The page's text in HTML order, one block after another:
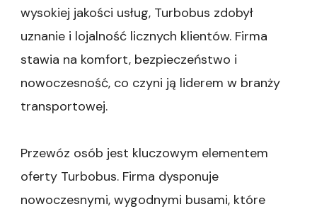
wysokiej jakości usług, Turbobus zdobył
uznanie i lojalność licznych klientów. Firma
stawia na komfort, bezpieczeństwo i
nowoczesność, co czyni ją liderem w branży
transportowej.
Przewóz osób jest kluczowym elementem
oferty Turbobus. Firma dysponuje
nowoczesnymi, wygodnymi busami, które